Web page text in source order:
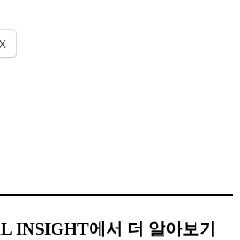
X
INSIGHT에서 더 알아보기